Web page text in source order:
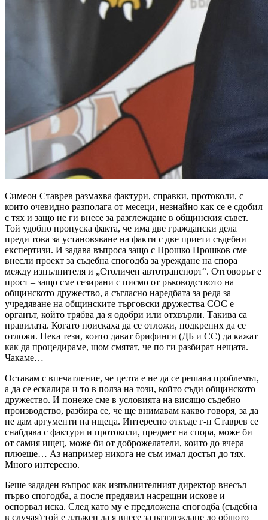
Симеон Ставрев размахва фактури, справки, протоколи, с
които очевидно разполага от месеци, незнайно как се е сдобил
с тях и защо не ги внесе за разглеждане в общинския съвет.
Той удобно пропуска факта, че има две граждански дела
преди това за установяване на факти с две приети съдебни
експертизи. И задава въпроса защо с Прошко Прошков сме
внесли проект за съдебна спогодба за уреждане на спора
между изпълнителя и „Столичен автотранспорт“. Отговорът е
прост – защо сме сезирани с писмо от ръководството на
общинското дружество, а съгласно наредбата за реда за
учредяване на общинските търговски дружества СОС е
органът, който трябва да я одобри или отхвърли. Такива са
правилата. Когато поискаха да се отложи, подкрепих да се
отложи. Нека тези, които дават брифинги (ДБ и СС) да кажат
как да процедираме, щом смятат, че по ги разбират нещата.
Чакаме…
Оставам с впечатление, че целта е не да се решава проблемът,
а да се ескалира и то в полза на този, който съди общинското
дружество. И понеже сме в условията на висящо съдебно
производство, разбира се, че ще внимавам какво говоря, за да
не дам аргументи на ищеца. Интересно откъде г-н Ставрев се
снабдява с фактури и протоколи, предмет на спора, може би
от самия ищец, може би от доброжелатели, които до вчера
плюеше… Аз например никога не съм имал достъп до тях.
Много интересно.
Беше зададен въпрос как изпълнителният директор внесъл
първо спогодба, а после предявил насрещни искове и
оспорвал иска. След като му е предложена спогодба (съдебна
в случая) той е длъжен да я внесе за разглеждане до общото